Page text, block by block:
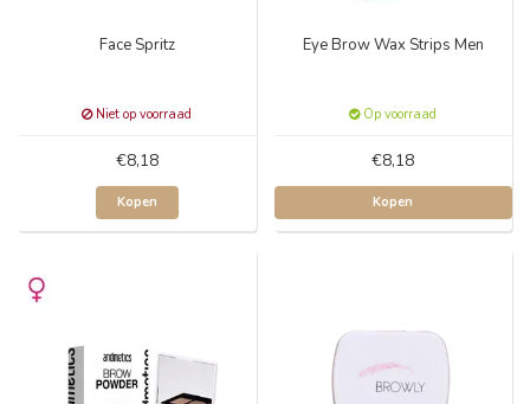
Face Spritz
Niet op voorraad
€8,18
Kopen
Eye Brow Wax Strips Men
Op voorraad
€8,18
Kopen